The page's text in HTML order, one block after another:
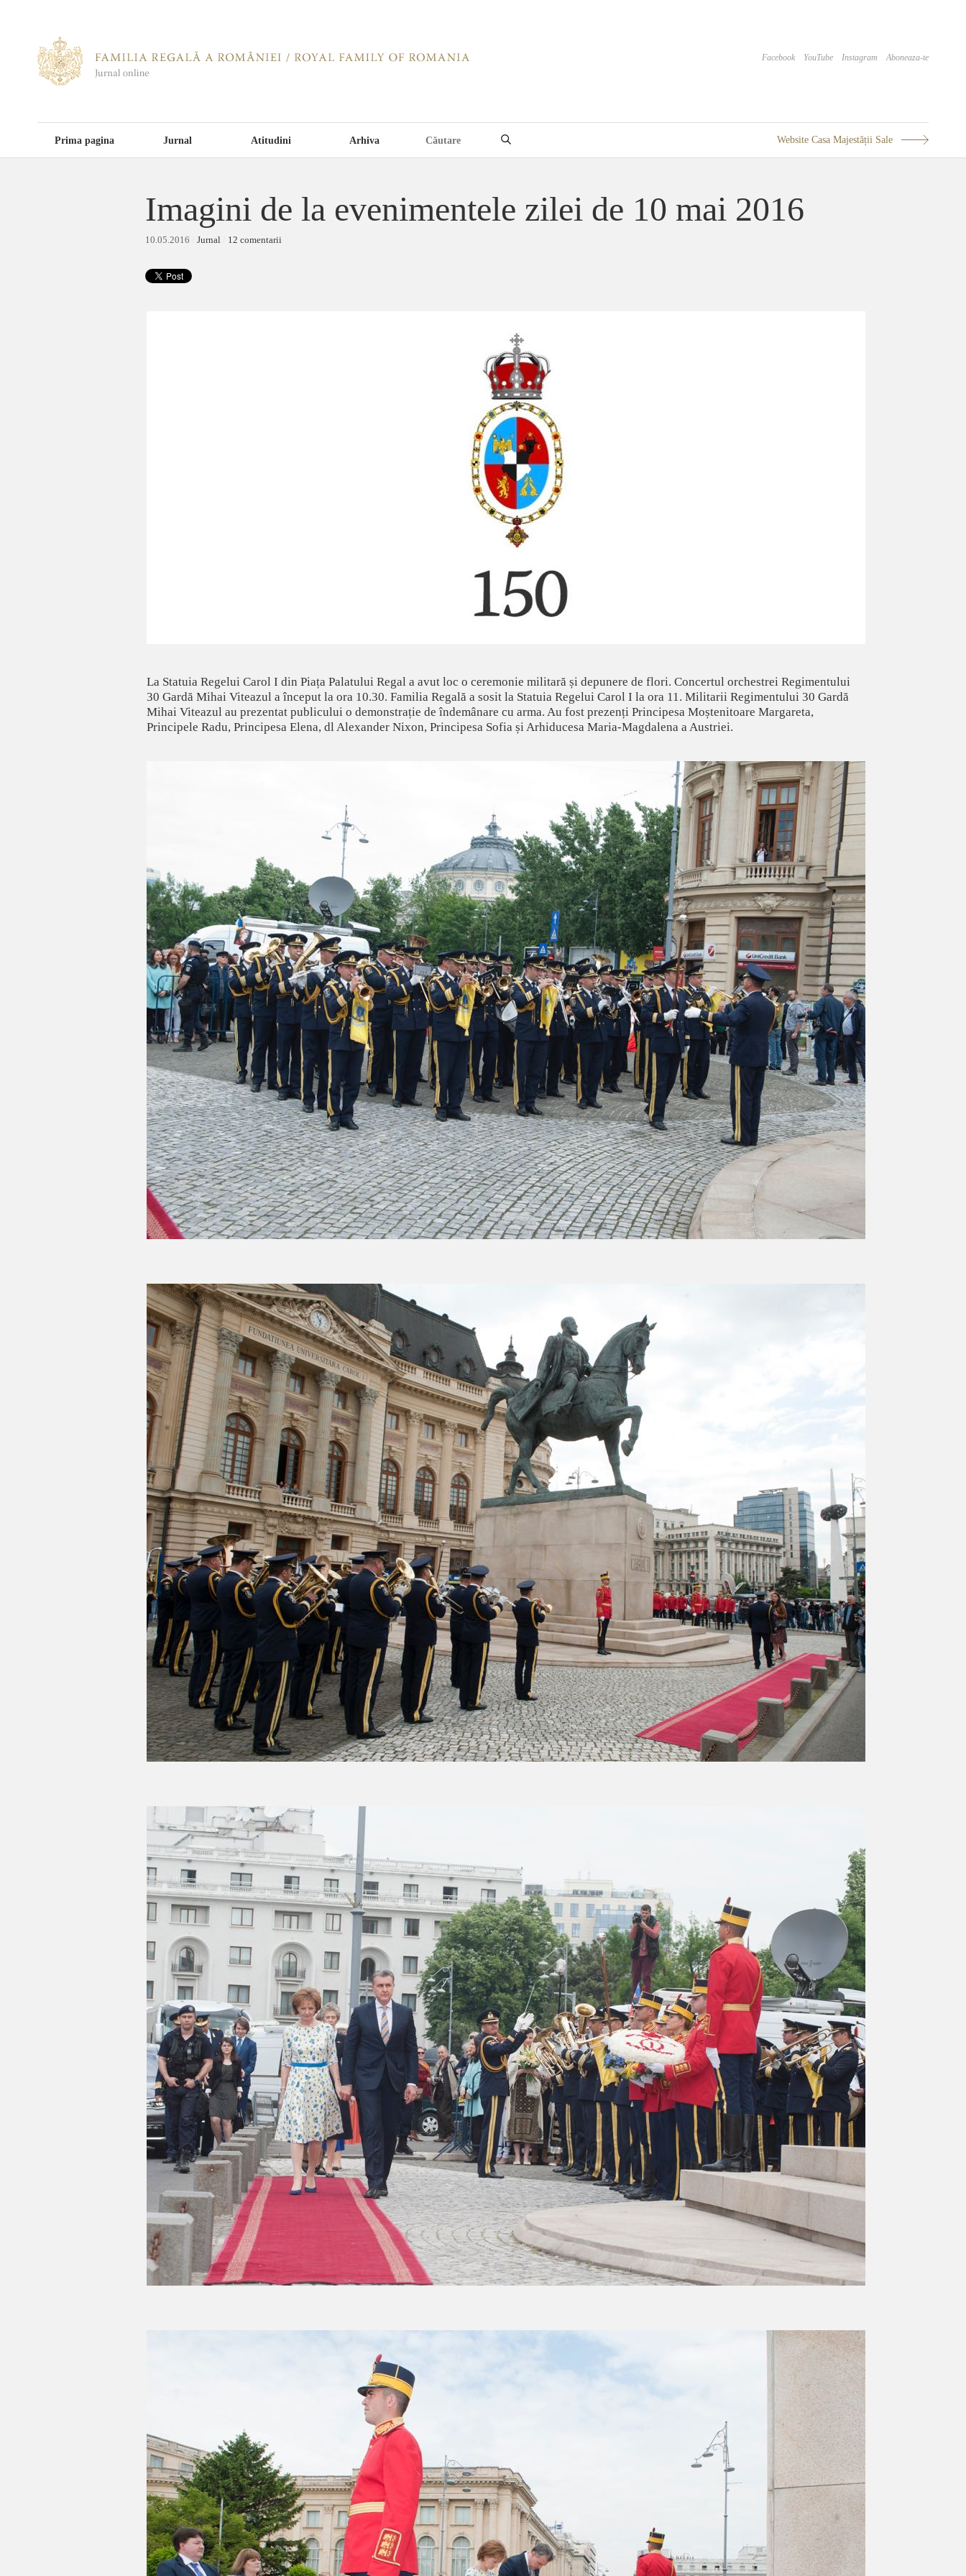
Facebook YouTube Instagram Aboneaza-te
Prima pagina Jurnal Atitudini Arhiva Website Casa Majestății Sale
Imagini de la evenimentele zilei de 10 mai 2016
10.05.2016 Jurnal 12 comentarii
La Statuia Regelui Carol I din Piața Palatului Regal a avut loc o ceremonie militară și depunere de flori. Concertul orchestrei Regimentului
30 Gardă Mihai Viteazul a început la ora 10.30. Familia Regală a sosit la Statuia Regelui Carol I la ora 11. Militarii Regimentului 30 Gardă
Mihai Viteazul au prezentat publicului o demonstrație de îndemânare cu arma. Au fost prezenți Principesa Moștenitoare Margareta,
Principele Radu, Principesa Elena, dl Alexander Nixon, Principesa Sofia și Arhiducesa Maria-Magdalena a Austriei.